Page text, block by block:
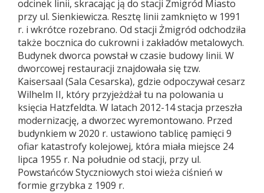
odcinek linii, skracając ją do stacji Żmigród Miasto
przy ul. Sienkiewicza. Resztę linii zamknięto w 1991
r. i wkrótce rozebrano. Od stacji Żmigród odchodziła
także bocznica do cukrowni i zakładów metalowych.
Budynek dworca powstał w czasie budowy linii. W
dworcowej restauracji znajdowała się tzw.
Kaisersaal (Sala Cesarska), gdzie odpoczywał cesarz
Wilhelm II, który przyjeżdżał tu na polowania u
księcia Hatzfeldta. W latach 2012-14 stacja przeszła
modernizację, a dworzec wyremontowano. Przed
budynkiem w 2020 r. ustawiono tablicę pamięci 9
ofiar katastrofy kolejowej, która miała miejsce 24
lipca 1955 r. Na południe od stacji, przy ul.
Powstańców Styczniowych stoi wieża ciśnień w
formie grzybka z 1909 r.